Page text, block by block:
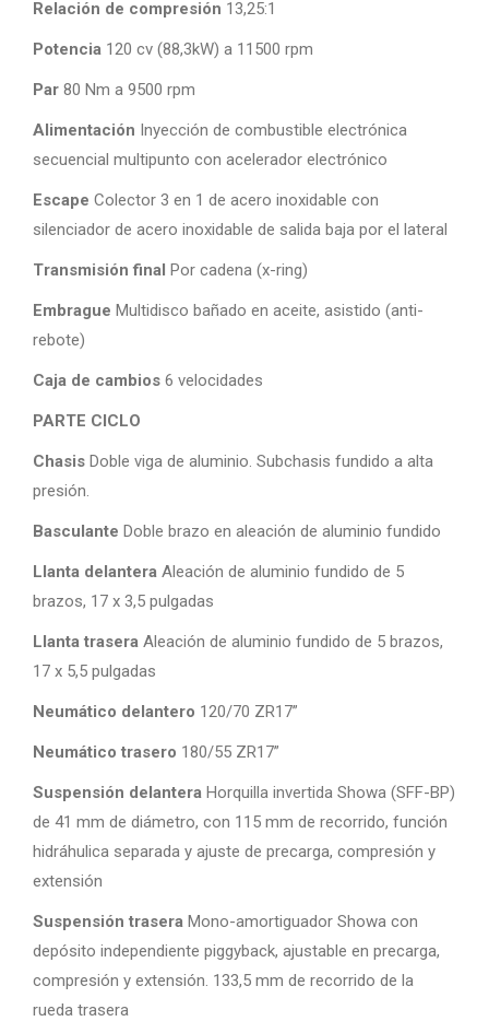
Relación de compresión 13,25:1
Potencia 120 cv (88,3kW) a 11500 rpm
Par 80 Nm a 9500 rpm
Alimentación Inyección de combustible electrónica
secuencial multipunto con acelerador electrónico
Escape Colector 3 en 1 de acero inoxidable con
silenciador de acero inoxidable de salida baja por el lateral
Transmisión final Por cadena (x-ring)
Embrague Multidisco bañado en aceite, asistido (anti-
rebote)
Caja de cambios 6 velocidades
PARTE CICLO
Chasis Doble viga de aluminio. Subchasis fundido a alta
presión.
Basculante Doble brazo en aleación de aluminio fundido
Llanta delantera Aleación de aluminio fundido de 5
brazos, 17 x 3,5 pulgadas
Llanta trasera Aleación de aluminio fundido de 5 brazos,
17 x 5,5 pulgadas
Neumático delantero 120/70 ZR17”
Neumático trasero 180/55 ZR17”
Suspensión delantera Horquilla invertida Showa (SFF-BP)
de 41 mm de diámetro, con 115 mm de recorrido, función
hidráhulica separada y ajuste de precarga, compresión y
extensión
Suspensión trasera Mono-amortiguador Showa con
depósito independiente piggyback, ajustable en precarga,
compresión y extensión. 133,5 mm de recorrido de la
rueda trasera